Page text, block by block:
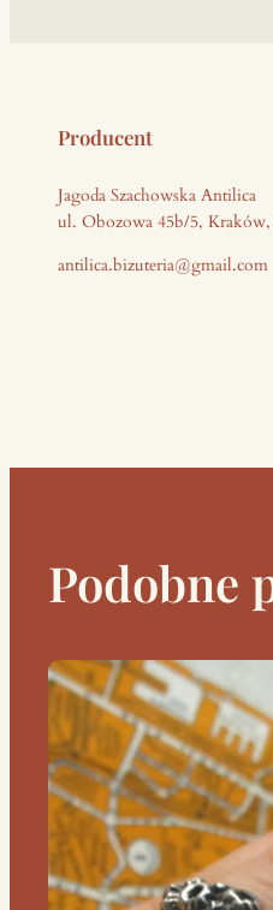
Producent
Jagoda Szachowska Antilica
ul. Obozowa 45b/5, Kraków,
antilica.bizuteria@gmail.com
Podobne